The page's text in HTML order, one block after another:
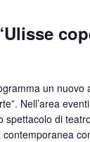
un nuovo
Nell’area
spettacolo di